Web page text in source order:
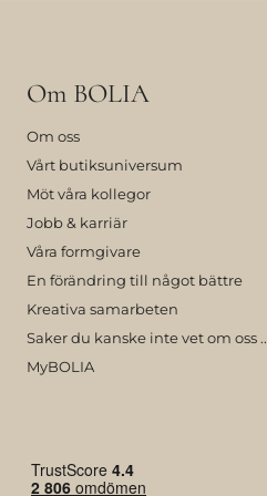
Om BOLIA
Om oss
Vårt butiksuniversum
Möt våra kollegor
Jobb & karriär
Våra formgivare
En förändring till något bättre
Kreativa samarbeten
Saker du kanske inte vet om oss
MyBOLIA